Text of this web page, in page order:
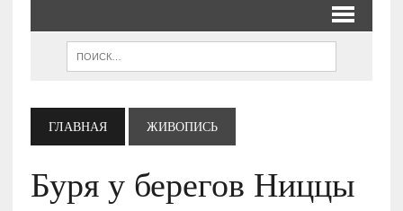
ГЛАВНАЯ ЖИВОПИСЬ
Буря у берегов Ниццы